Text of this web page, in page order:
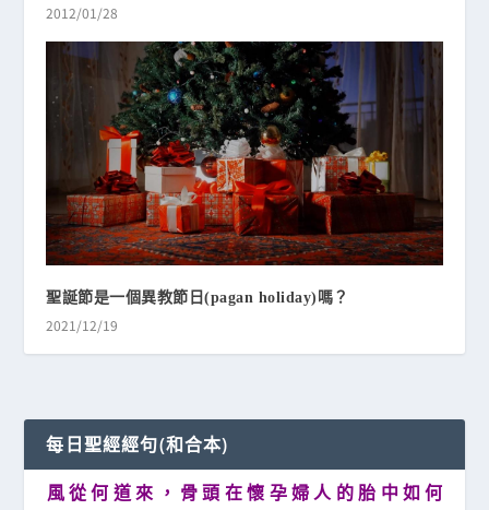
2012/01/28
聖誕節是一個異教節日(pagan holiday)嗎？
2021/12/19
每日聖經經句(和合本)
風 從 何 道 來 ， 骨 頭 在 懷 孕 婦 人 的 胎 中 如 何